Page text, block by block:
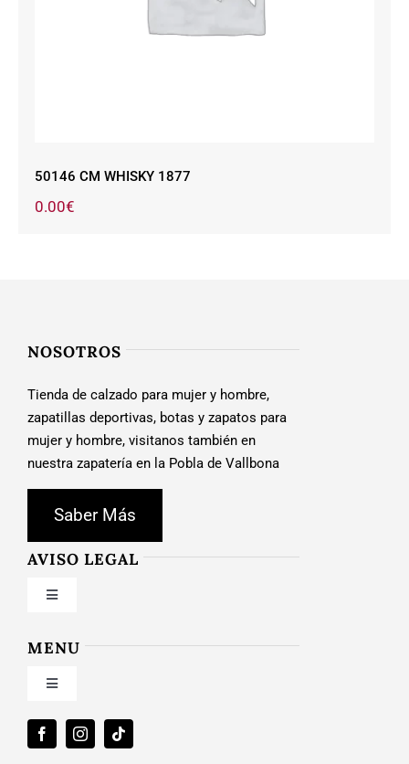
50146 CM WHISKY 1877
0.00€
NOSOTROS
Tienda de calzado para mujer y hombre,
zapatillas deportivas, botas y zapatos para
mujer y hombre, visitanos también en
nuestra zapatería en la Pobla de Vallbona
Saber Más
AVISO LEGAL
Toggle
Condiciones de uso
MENU
Toggle
Inicio